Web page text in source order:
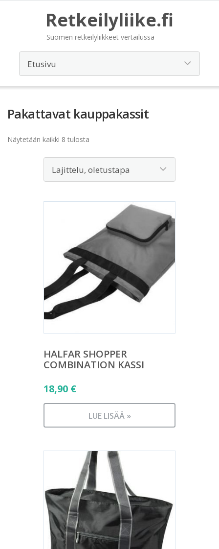
Retkeilyliike.fi
Suomen retkeilyliikkeet vertailussa
Pakattavat kauppakassit
Näytetään kaikki 8 tulosta
HALFAR SHOPPER
COMBINATION KASSI
18,90 €
LUE LISÄÄ »